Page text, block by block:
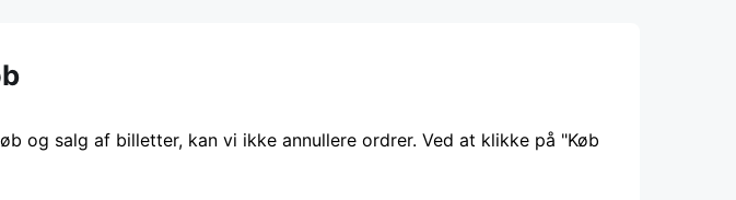
og salg af billetter, kan vi ikke annullere ordrer. Ved at klikke på "Køb